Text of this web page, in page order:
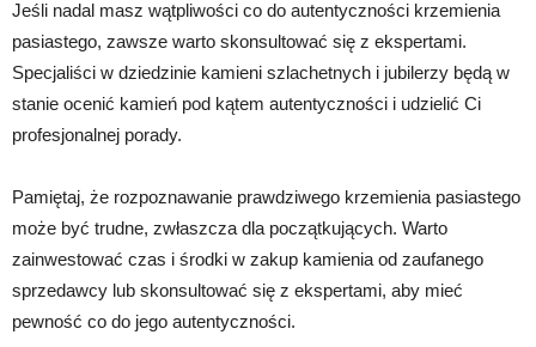
Jeśli nadal masz wątpliwości co do autentyczności krzemienia
pasiastego, zawsze warto skonsultować się z ekspertami.
Specjaliści w dziedzinie kamieni szlachetnych i jubilerzy będą w
stanie ocenić kamień pod kątem autentyczności i udzielić Ci
profesjonalnej porady.
Pamiętaj, że rozpoznawanie prawdziwego krzemienia pasiastego
może być trudne, zwłaszcza dla początkujących. Warto
zainwestować czas i środki w zakup kamienia od zaufanego
sprzedawcy lub skonsultować się z ekspertami, aby mieć
pewność co do jego autentyczności.